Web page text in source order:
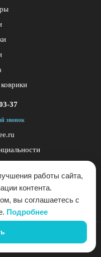
37
звонок
для активного отдыха. Все
запрещено
работы сайта,
контента.
вы соглашаетесь с
Подробнее